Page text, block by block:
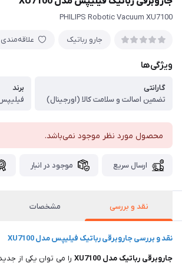
PHILIPS Robotic Vacuum XU7100
جارو رباتیک علاقه‌مندی
ویژگی‌ها
گارانتی
تضمین اصالت و سلامت کالا (اورجینال)
برند
محصول مورد نظر موجود نمی‌باشد.
ارسال سریع موجود در انبار
نقد و بررسی مشخصات
نقد و بررسی جاروبرقی رباتیک فیلیپس مدل XU7100
جاروبرقی رباتیک مدل XU7100
را می توان یکی از